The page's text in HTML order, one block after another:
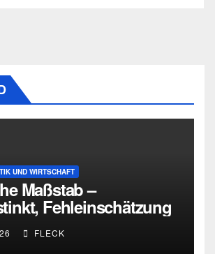
UND WIRTSCHAFT
Maßstab –
Fehleinschätzung
intellektueller
FLECK